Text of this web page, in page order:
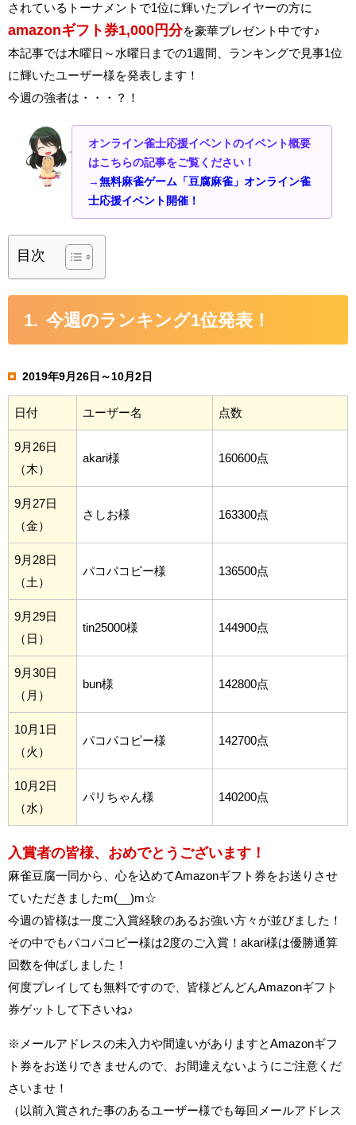
されているトーナメントで1位に輝いたプレイヤーの方に
amazonギフト券1,000円分を豪華プレゼント中です♪
本記事では木曜日～水曜日までの1週間、ランキングで見事1位
に輝いたユーザー様を発表します！
今週の強者は・・・？！
オンライン雀士応援イベントのイベント概要
はこちらの記事をご覧ください！
→無料麻雀ゲーム「豆腐麻雀」オンライン雀
士応援イベント開催！
目次
今週のランキング1位発表！
2019年9月26日～10月2日
日付 ユーザー名 点数
9月26日
（木）
akari様 160600点
9月27日
（金）
さしお様 163300点
9月28日
（土）
パコパコピー様 136500点
9月29日
（日）
tin25000様 144900点
9月30日
（月）
bun様 142800点
10月1日
（火）
パコパコピー様 142700点
10月2日
（水）
パリちゃん様 140200点
入賞者の皆様、おめでとうございます！
麻雀豆腐一同から、心を込めてAmazonギフト券をお送りさせ
ていただきましたm(__)m☆
今週の皆様は一度ご入賞経験のあるお強い方々が並びました！
その中でもパコパコピー様は2度のご入賞！akari様は優勝通算
回数を伸ばしました！
何度プレイしても無料ですので、皆様どんどんAmazonギフト
券ゲットして下さいね♪
※メールアドレスの未入力や間違いがありますとAmazonギフ
ト券をお送りできませんので、お間違えないようにご注意くだ
さいませ！
（以前入賞された事のあるユーザー様でも毎回メールアドレス